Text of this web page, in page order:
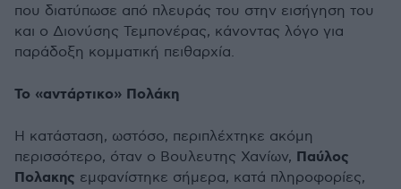
που διατύπωσε από πλευράς του στην εισήγηση του
και ο Διονύσης Τεμπονέρας, κάνοντας λόγο για
παράδοξη κομματική πειθαρχία.
Το «αντάρτικο» Πολάκη
Η κατάσταση, ωστόσο, περιπλέχτηκε ακόμη
περισσότερο, όταν ο Βουλευτης Χανίων, Παύλος
Πολακης εμφανίστηκε σήμερα, κατά πληροφορίες,